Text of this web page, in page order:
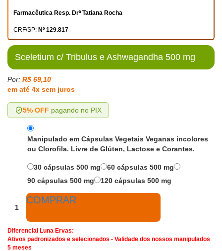
Farmacêutica Resp. Drª Tatiana Rocha
CRF/SP: Nº 129.817
Sceletium c/ Tribulus e Ashwagandha 500 mg
Por: R$ 69,10
em até 4x sem juros
5% OFF pagando no PIX
Manipulado em Cápsulas Vegetais Veganas incolores
ou Clorofila. Livre de Glúten, Lactose e Corantes.
30 cápsulas 500 mg
60 cápsulas 500 mg
90 cápsulas 500 mg
120 cápsulas 500 mg
COMPRAR
Diferencial Luna Ervas:
Ativos padronizados e selecionados - Validade dos nossos manipulados
5 meses